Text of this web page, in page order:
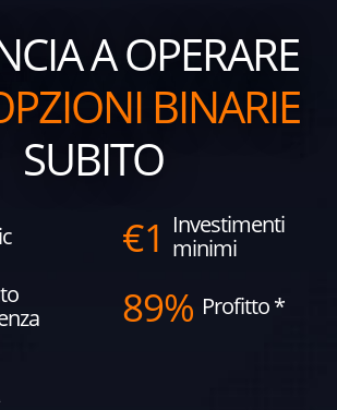
A OPERARE
BINARIE
SUBITO
€1 Investimenti
minimi
89% Profitto*